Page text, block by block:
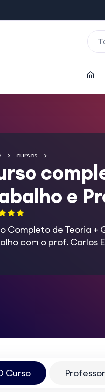
cursos
e
Completo de Teoria +
com o prof. Carlos
Curso